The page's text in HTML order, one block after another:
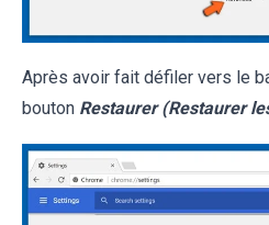
Après avoir fait défiler vers le
bouton Restaurer (Restaurer